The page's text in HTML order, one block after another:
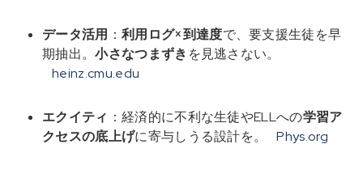
データ活用 ： 利用ログ×到達度で、要支援生徒を早
期抽出。小さなつまずき を見逃さない。
heinz.cmu.edu
エクイティ ：経済的に不利な生徒やELLへの学習ア
クセスの底上げに寄与しうる設計を。 Phys.org